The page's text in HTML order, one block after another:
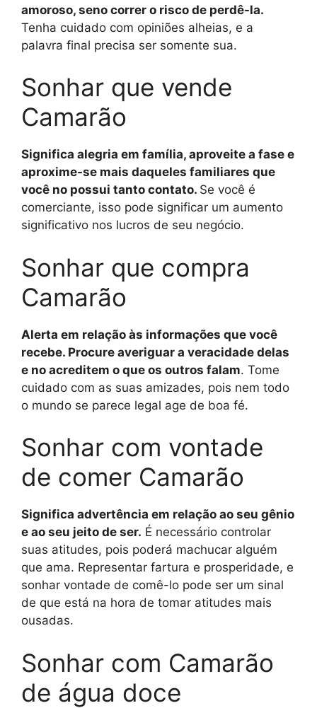
amoroso, seno correr o risco de perdê-la.
Tenha cuidado com opiniões alheias, e a
palavra final precisa ser somente sua.
Sonhar que vende
Camarão
Significa alegria em família, aproveite a fase e
aproxime-se mais daqueles familiares que
você no possui tanto contato. Se você é
comerciante, isso pode significar um aumento
significativo nos lucros de seu negócio.
Sonhar que compra
Camarão
Alerta em relação às informações que você
recebe. Procure averiguar a veracidade delas
e no acreditem o que os outros falam. Tome
cuidado com as suas amizades, pois nem todo
o mundo se parece legal age de boa fé.
Sonhar com vontade
de comer Camarão
Significa advertência em relação ao seu gênio
e ao seu jeito de ser. É necessário controlar
suas atitudes, pois poderá machucar alguém
que ama. Representar fartura e prosperidade, e
sonhar vontade de comê-lo pode ser um sinal
de que está na hora de tomar atitudes mais
ousadas.
Sonhar com Camarão
de água doce